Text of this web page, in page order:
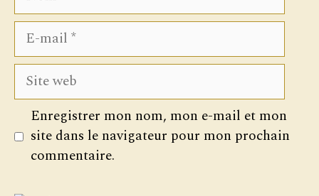
E-
Site
Enregistrer mon nom, mon e-mail et mon
site dans le navigateur pour mon prochain
commentaire.